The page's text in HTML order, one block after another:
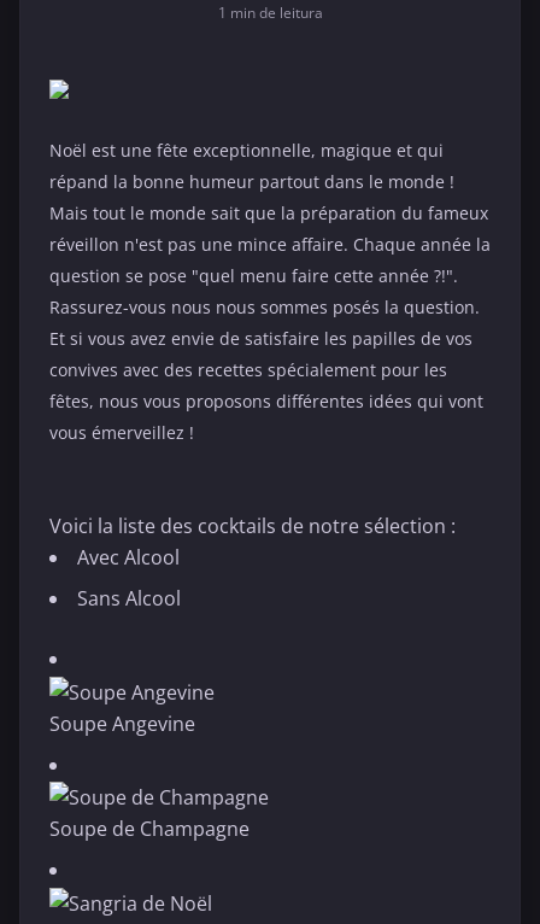
1 min de leitura
Noël est une fête exceptionnelle, magique et qui
répand la bonne humeur partout dans le monde !
Mais tout le monde sait que la préparation du fameux
réveillon n'est pas une mince affaire. Chaque année la
question se pose "quel menu faire cette année ?!".
Rassurez-vous nous nous sommes posés la question.
Et si vous avez envie de satisfaire les papilles de vos
convives avec des recettes spécialement pour les
fêtes, nous vous proposons différentes idées qui vont
vous émerveillez !
Voici la liste des cocktails de notre sélection :
Avec Alcool
Sans Alcool
Soupe Angevine
Soupe de Champagne